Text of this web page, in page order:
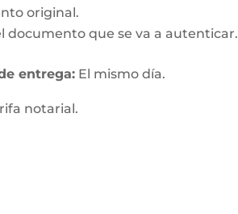
original.
documento que se va a autenticar.
entrega: El mismo día.
notarial.